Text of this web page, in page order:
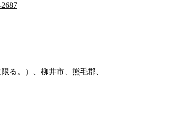
る。）、柳井市、熊毛郡、